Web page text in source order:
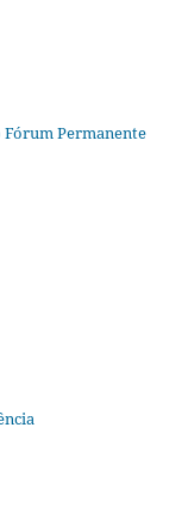
Fórum Permanente